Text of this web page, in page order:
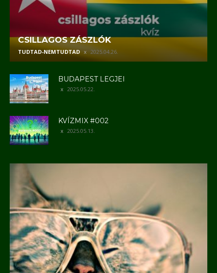
CSILLAGOS ZÁSZLÓK
TUDTAD-NEMTUDTAD 2025.04.26.
BUDAPEST LEGJEI
2025.05.22.
KVÍZMIX #002
2025.05.13.